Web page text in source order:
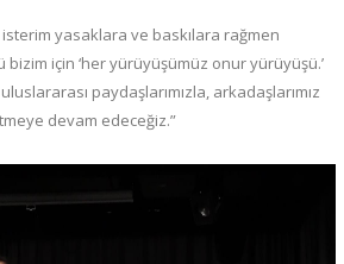
yasaklara ve baskılara rağmen
bizim için ‘her yürüyüşümüz onur yürüyüşü.’
paydaşlarımızla, arkadaşlarımız
devam edeceğiz.”